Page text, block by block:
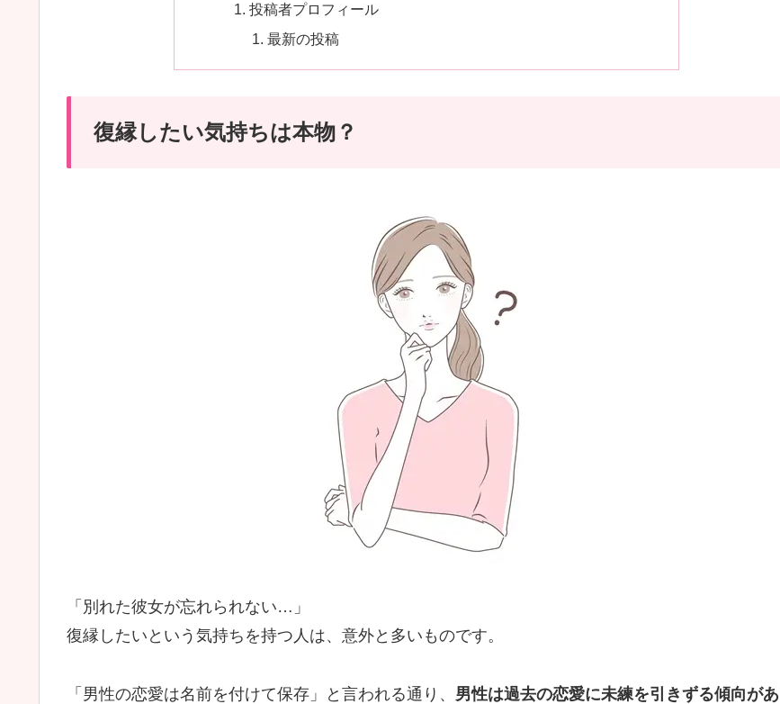
投稿者プロフィール
最新の投稿
復縁したい気持ちは本物？
「別れた彼女が忘れられない…」
復縁したいという気持ちを持つ人は、意外と多いものです。
「男性の恋愛は名前を付けて保存」と言われる通り、 男性は過去の恋愛に未練を引きずる傾向があ